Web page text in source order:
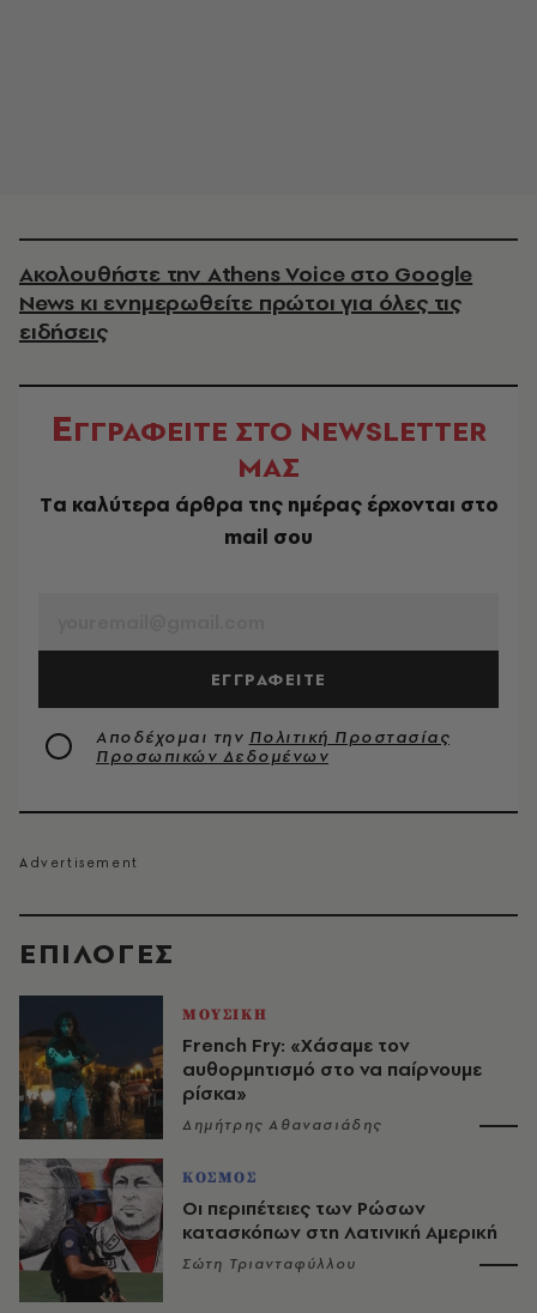
EΠΙΛΟΓΈΣ
ΜΟΥΣΙΚΗ
French Fry: «Χάσαμε τον
αυθορμητισμό στο να παίρνουμε
ρίσκα»
Δημήτρης Αθανασιάδης
ΚΟΣΜΟΣ
Οι περιπέτειες των Ρώσων
κατασκόπων στη Λατινική Αμερική
Σώτη Τριανταφύλλου
Ακολουθήστε την Athens Voice στο Google
News κι ενημερωθείτε πρώτοι για όλες τις
ειδήσεις
ΕΓΓΡΑΦΕΙΤΕ ΣΤΟ NEWSLETTER
ΜΑΣ
Tα καλύτερα άρθρα της ημέρας έρχονται στο
mail σου
ΕΓΓΡΑΦΕΙΤΕ
Αποδέχομαι την Πολιτική Προστασίας
Προσωπικών Δεδομένων